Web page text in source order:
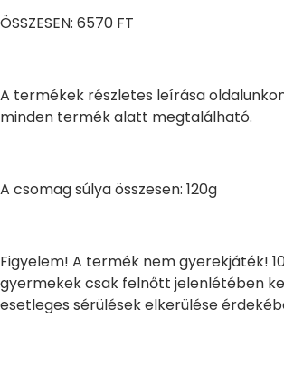
ÖSSZESEN: 6570 FT
A termékek részletes leírása
minden termék alatt megtalálható.
A csomag súlya összesen: 120g
Figyelem! A termék nem gyerekjáték!
gyermekek csak felnőtt jelenlétében
esetleges sérülések elkerülése